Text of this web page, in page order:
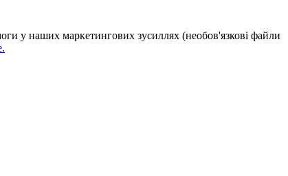
у наших маркетингових зусиллях (необов'язкові файли